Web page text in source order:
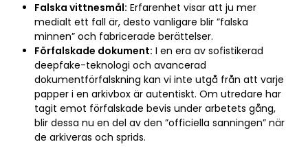
Falska vittnesmål: Erfarenhet visar att ju mer
medialt ett fall är, desto vanligare blir ”falska
minnen” och fabricerade berättelser.
Förfalskade dokument: I en era av sofistikerad
deepfake-teknologi och avancerad
dokumentförfalskning kan vi inte utgå från att varje
papper i en arkivbox är autentiskt. Om utredare har
tagit emot förfalskade bevis under arbetets gång,
blir dessa nu en del av den ”officiella sanningen” när
de arkiveras och sprids.